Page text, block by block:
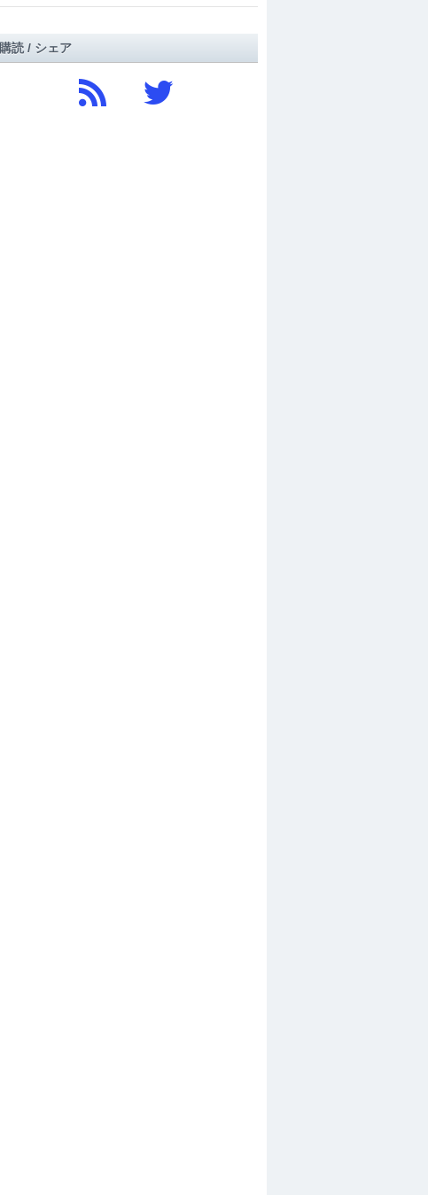
購読 / シェア